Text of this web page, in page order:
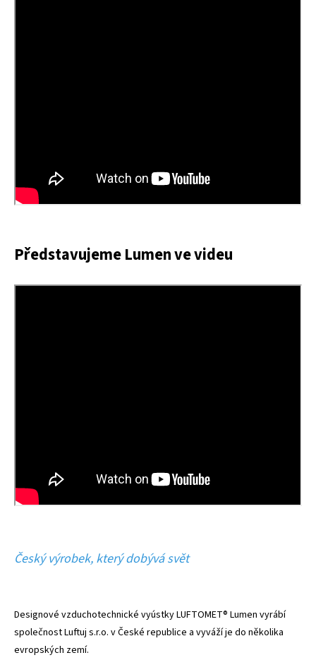
Představujeme Lumen ve videu
Český výrobek, který dobývá svět
Designové vzduchotechnické vyústky LUFTOMET® Lumen vyrábí
společnost Luftuj s.r.o. v České republice a vyváží je do několika
evropských zemí.